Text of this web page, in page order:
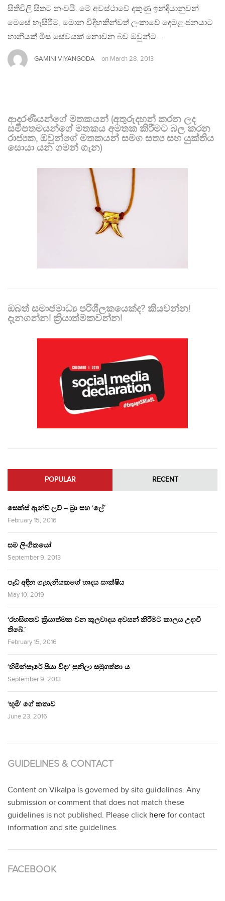
සිතිවිලි සිතට නංවයි. මේ අවස්ථාවේ දකුණු ඉන්දියානුවන්
මෙසේ හැසිරීම, මොන විදිහකින්වත් ලංකාවේ දෙමළ ජනයාට
හානියක් මිස සේවයක් නොවන බව ඔවුන්ට…
GAMINI VIYANGODA on March 28, 2013
ආදරණීයන්ගේ මතකයන් (අතුරුදහන් කරන ලද
සමීපතමයන්ගේ මතකය අමතක කිරීමට බල කරන
රාජ්‍යක, ඔවුන්ගේ මතකයන් සමග සත්‍ය සහ යුක්තිය
සොයා යන ගමන් ගැන)
ඔබත් සමාජමාධ්‍ය පරිශීලකයෙක්ද? කියවන්න!
දැනගන්න! ක්‍රියාත්මකවන්න!
POPULAR RECENT
සෙක්ස් ඇන්ඩ් ලව් – බ්‍රා සහ ‘ලේ’
February 15, 2016
සම ලිංගිකයෝ
September 9, 2013
පෑඩ් අඳින ගැහැනියකගේ හෘදය සාක්ෂිය
May 10, 2019
‘රහසිගතව ක්‍රියාත්මක වන කුලවාදය අවසන් කිරීමට කාලය උදාවී
තිබේ.’
February 15, 2016
‘හිමින්සැරේ පියා විදා‘ සුනිලා සමුගත්තා ය.
September 9, 2013
‘භූමි’ ගේ කතාව
June 23, 2016
GUIDELINES & CONTACT
Content on Vikalpa is governed by site guidelines. Any
submission or comment that does not match these
guidelines is not published. Please click here for contact
information and site guidelines.
FACEBOOK